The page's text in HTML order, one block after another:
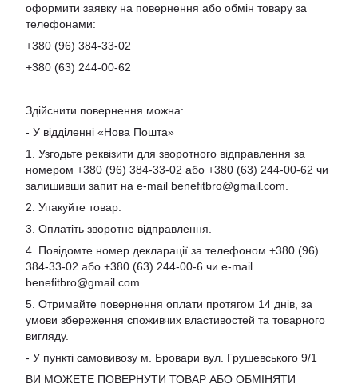
оформити заявку на повернення або обмін товару за
телефонами:
+380 (96) 384-33-02
+380 (63) 244-00-62
Здійснити повернення можна:
- У відділенні «Нова Пошта»
1. Узгодьте реквізити для зворотного відправлення за
номером +380 (96) 384-33-02 або +380 (63) 244-00-62 чи
залишивши запит на e-mail benefitbro@gmail.com
2. Упакуйте товар.
3. Оплатіть зворотне відправлення.
4. Повідомте номер декларації за телефоном +380 (96)
384-33-02 або +380 (63) 244-00-6 чи e-mail
benefitbro@gmail.com
5. Отримайте повернення оплати протягом 14 днів, за
умови збереження споживчих властивостей та товарного
вигляду.
- У пункті самовивозу м. Бровари вул. Грушевського 9/1
ВИ МОЖЕТЕ ПОВЕРНУТИ ТОВАР АБО ОБМІНЯТИ